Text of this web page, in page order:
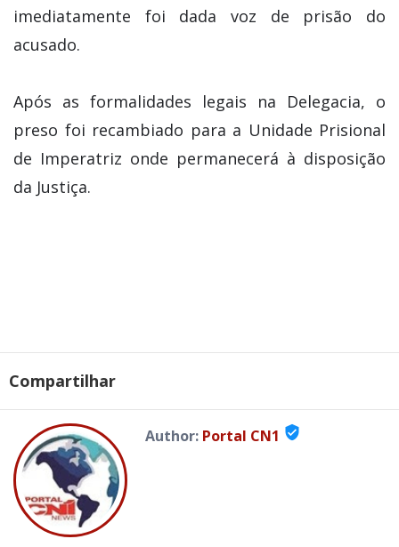
imediatamente foi dada voz de prisão do
acusado.
Após as formalidades legais na Delegacia, o
preso foi recambiado para a Unidade Prisional
de Imperatriz onde permanecerá à disposição
da Justiça.
Compartilhar
Author: Portal CN1 verified_user